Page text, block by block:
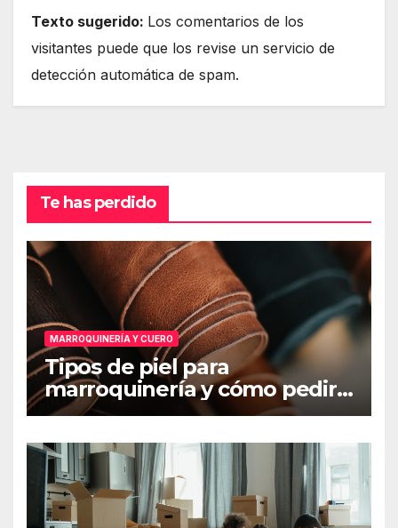
Texto sugerido: Los comentarios de los
visitantes puede que los revise un servicio de
detección automática de spam.
Te has perdido
MARROQUINERÍA Y CUERO
Tipos de piel para
marroquinería y cómo pedir
muestras